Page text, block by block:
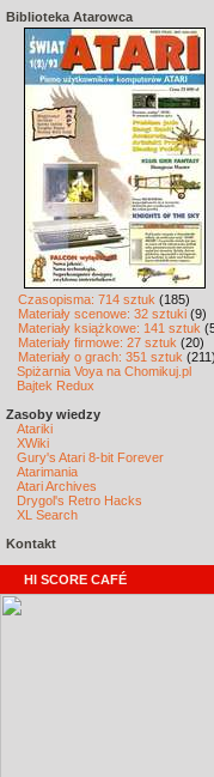
Biblioteka Atarowca
Czasopisma: 714 sztuk (185)
Materiały scenowe: 32 sztuki (9)
Materiały książkowe: 141 sztuk
Materiały firmowe: 27 sztuk (20)
Materiały o grach: 351 sztuk (211)
Spiżarnia Voya na Chomikuj.pl
Bajtek Redux
Zasoby wiedzy
Atariki
XWiki
Gury's Atari 8-bit Forever
Atarimania
Atari Archives
Drygol's Retro Hacks
XL Search
Kontakt
HI SCORE CAFÉ